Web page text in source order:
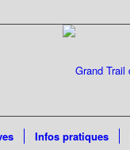
Infos pratiques